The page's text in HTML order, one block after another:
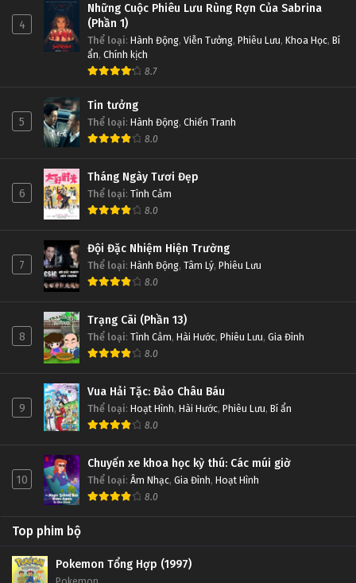
4
Những Cuộc Phiêu Lưu Rùng Rợn Của Sabrina
(Phần 1)
Thể loại: Hành Động, Viễn Tưởng, Phiêu Lưu, Khoa Học, Bí
ẩn, Chính kịch
8.7
5
Tin tưởng
Thể loại: Hành Động, Chiến Tranh
8.0
6
Tháng Ngày Tươi Đẹp
Thể loại: Tình Cảm
8.0
7
Đội Đặc Nhiệm Hiện Trường
Thể loại: Hành Động, Tâm Lý, Phiêu Lưu
8.0
8
Trạng Cãi (Phần 13)
Thể loại: Tình Cảm, Hài Hước, Phiêu Lưu, Gia Đình
8.0
9
Vua Hải Tặc: Đảo Châu Báu
Thể loại: Hoạt Hình, Hài Hước, Phiêu Lưu, Bí ẩn
8.0
10
Chuyến xe khoa học kỳ thú: Các múi giờ
Thể loại: Âm Nhạc, Gia Đình, Hoạt Hình
8.0
Top phim bộ
Pokemon Tổng Hợp (1997)